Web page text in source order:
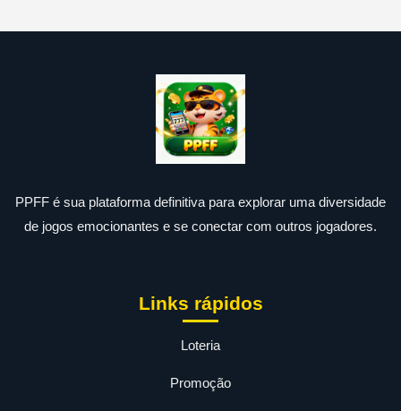
PPFF é sua plataforma definitiva para explorar uma diversidade
de jogos emocionantes e se conectar com outros jogadores.
Links rápidos
Loteria
Promoção